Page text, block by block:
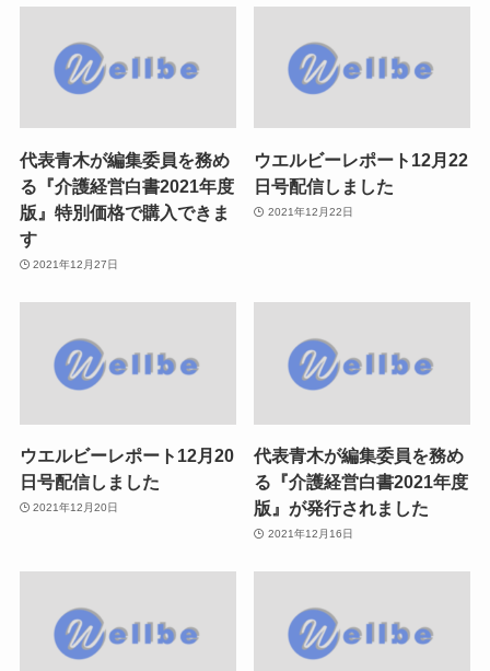
代表青木が編集委員を務め
る『介護経営白書2021年度
版』特別価格で購入できま
す
2021年12月27日
ウエルビーレポート12月22
日号配信しました
2021年12月22日
ウエルビーレポート12月20
日号配信しました
2021年12月20日
代表青木が編集委員を務め
る『介護経営白書2021年度
版』が発行されました
2021年12月16日